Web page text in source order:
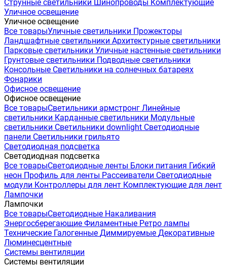
Струнные светильники Шинопроводы Комплектующие
Уличное освещение
Уличное освещение
Все товарыУличные светильники Прожекторы
Ландшафтные светильники Архитектурные светильники
Парковые светильники Уличные настенные светильники
Грунтовые светильники Подводные светильники
Консольные Светильники на солнечных батареях
Фонарики
Офисное освещение
Офисное освещение
Все товарыСветильники армстронг Линейные
светильники Карданные светильники Модульные
светильники Светильники downlight Светодиодные
панели Светильники грильято
Светодиодная подсветка
Светодиодная подсветка
Все товарыСветодиодные ленты Блоки питания Гибкий
неон Профиль для ленты Рассеиватели Светодиодные
модули Контроллеры для лент Комплектующие для лент
Лампочки
Лампочки
Все товарыСветодиодные Накаливания
Энергосберегающие Филаментные Ретро лампы
Технические Галогенные Диммируемые Декоративные
Люминесцентные
Системы вентиляции
Системы вентиляции